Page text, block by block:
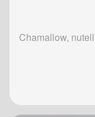
Chamallow,